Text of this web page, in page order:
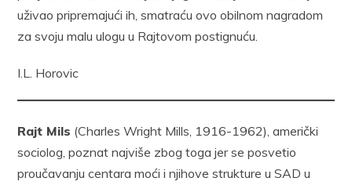
uživao pripremajući ih, smatraću ovo obilnom nagradom
za svoju malu ulogu u Rajtovom postignuću.
I.L. Horovic
Rajt Mils (Charles Wright Mills, 1916-1962), američki
sociolog, poznat najviše zbog toga jer se posvetio
proučavanju centara moći i njihove strukture u SAD u